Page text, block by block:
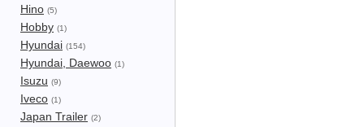
Hino (5)
Hobby (1)
Hyundai (154)
Hyundai, Daewoo (1)
Isuzu (9)
Iveco (1)
Japan Trailer (2)